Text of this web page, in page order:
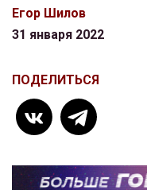
Егор Шилов
31 января 2022
ПОДЕЛИТЬСЯ